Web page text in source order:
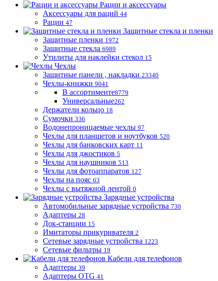
Рации и аксессуары
Аксессуары для раций 44
Рации 47
Защитные стекла и пленки
Защитные пленки 1972
Защитные стекла 6989
Утилиты для наклейки стекол 15
Чехлы
Защитные панели , накладки 23340
Чехлы-книжки 9041
В ассортименте8779
Универсальные262
Держатели кольцо 18
Сумочки 336
Водонепроницаемые чехлы 97
Чехлы для планшетов и ноутбуков 520
Чехлы для банковских карт 11
Чехлы для джостиков 5
Чехлы для наушников 513
Чехлы для фотоаппаратов 127
Чехлы на пояс 63
Чехлы с вытяжной лентой 0
Зарядные устройства
Автомобильные зарядные устройства 730
Адаптеры 28
Док-станции 15
Имитаторы прикуривателя 2
Сетевые зарядные устройства 1223
Сетевые фильтры 19
Кабели для телефонов
Адаптеры 39
Адаптеры OTG 41